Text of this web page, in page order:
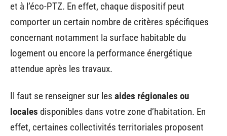
et à l’éco-PTZ. En effet, chaque dispositif peut
comporter un certain nombre de critères spécifiques
concernant notamment la surface habitable du
logement ou encore la performance énergétique
attendue après les travaux.
Il faut se renseigner sur les aides régionales ou
locales disponibles dans votre zone d’habitation. En
effet, certaines collectivités territoriales proposent